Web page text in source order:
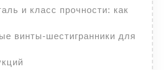
и класс прочности: как
винты-шестигранники для